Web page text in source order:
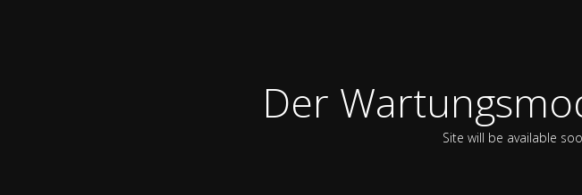
Der
Site will be available